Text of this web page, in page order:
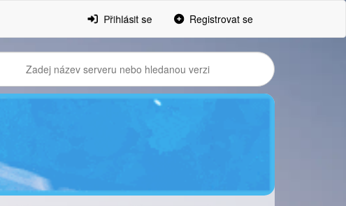
Přihlásit se Registrovat se